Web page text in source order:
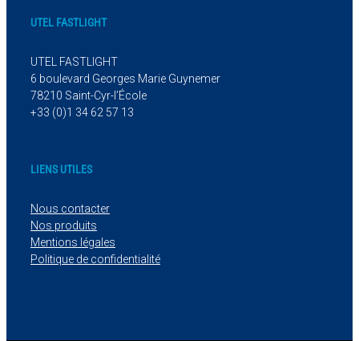
UTEL FASTLIGHT
UTEL FASTLIGHT
6 boulevard Georges Marie Guynemer
78210 Saint-Cyr-l’École
+33 (0)1 34 62 57 13
LIENS UTILES
Nous contacter
Nos produits
Mentions légales
Politique de confidentialité